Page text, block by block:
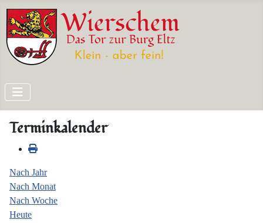
Terminkalender
Nach Jahr
Nach Monat
Nach Woche
Heute